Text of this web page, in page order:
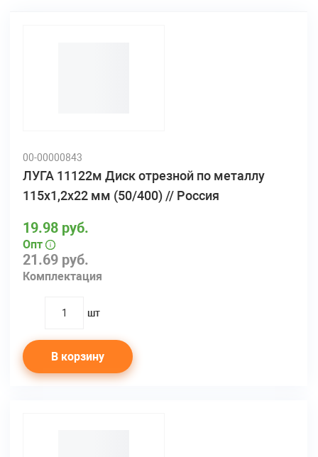
00-00000843
ЛУГА 11122м Диск отрезной по металлу
115х1,2х22 мм (50/400) // Россия
21.69 руб.
Комплектация
19.98 руб.
Опт
quantity
шт
В корзину